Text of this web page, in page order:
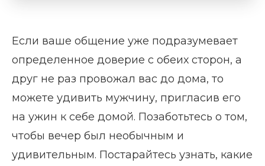
Если ваше общение уже подразумевает
определенное доверие с обеих сторон, а
друг не раз провожал вас до дома, то
можете удивить мужчину, пригласив его
на ужин к себе домой. Позаботьтесь о том,
чтобы вечер был необычным и
удивительным. Постарайтесь узнать, какие